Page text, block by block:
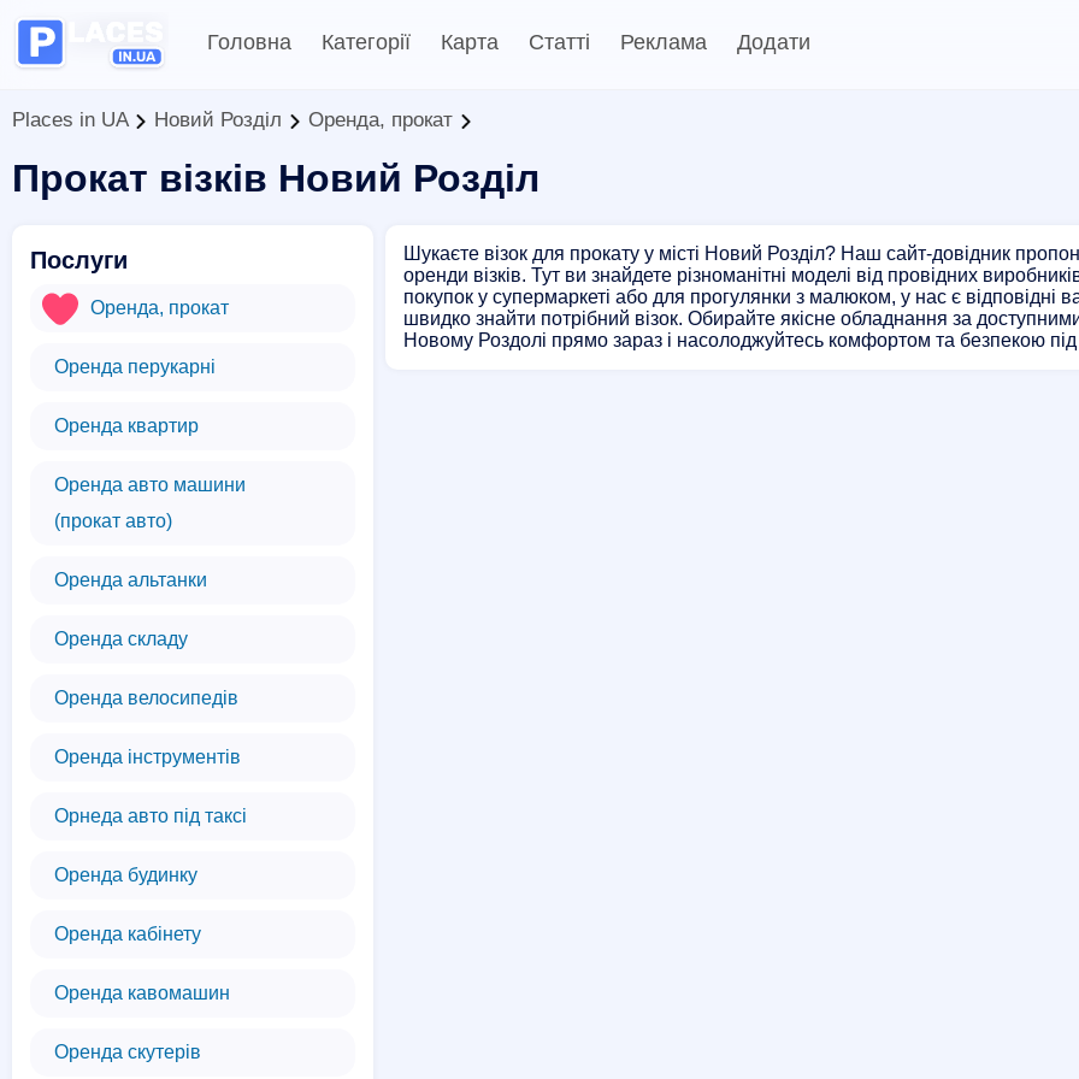
Головна Категорії Карта Статті Реклама Додати
Places in UA Новий Розділ Оренда, прокат
Прокат візків Новий Розділ
Послуги
Оренда, прокат
Оренда перукарні
Оренда квартир
Оренда авто машини
(прокат авто)
Оренда альтанки
Оренда складу
Оренда велосипедів
Оренда інструментів
Орнеда авто під таксі
Оренда будинку
Оренда кабінету
Оренда кавомашин
Оренда скутерів
Шукаєте візок для прокату у місті Новий Розділ? Наш сайт-довідник
оренди візків. Тут ви знайдете різноманітні моделі від провідних
покупок у супермаркеті або для прогулянки з малюком, у нас є
швидко знайти потрібний візок. Обирайте якісне обладнання за
Новому Роздолі прямо зараз і насолоджуйтесь комфортом та безпекою